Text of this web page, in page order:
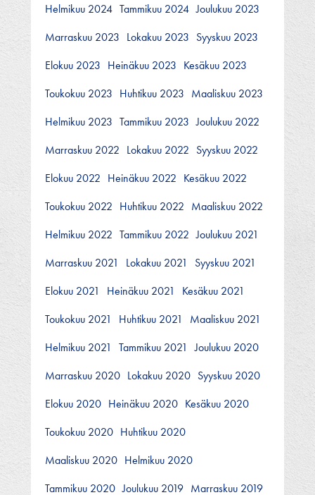
Helmikuu 2024 Tammikuu 2024 Joulukuu 2023
Marraskuu 2023 Lokakuu 2023 Syyskuu 2023
Elokuu 2023 Heinäkuu 2023 Kesäkuu 2023
Toukokuu 2023 Huhtikuu 2023 Maaliskuu 2023
Helmikuu 2023 Tammikuu 2023 Joulukuu 2022
Marraskuu 2022 Lokakuu 2022 Syyskuu 2022
Elokuu 2022 Heinäkuu 2022 Kesäkuu 2022
Toukokuu 2022 Huhtikuu 2022 Maaliskuu 2022
Helmikuu 2022 Tammikuu 2022 Joulukuu 2021
Marraskuu 2021
Lokakuu 2021
Syyskuu 2021
Elokuu 2021
Heinäkuu 2021
Kesäkuu 2021
Toukokuu 2021
Huhtikuu 2021
Maaliskuu 2021
Helmikuu 2021
Tammikuu 2021
Joulukuu 2020
Marraskuu 2020 Lokakuu 2020 Syyskuu 2020
Elokuu 2020 Heinäkuu 2020 Kesäkuu 2020
Toukokuu 2020 Huhtikuu 2020
Maaliskuu 2020 Helmikuu 2020
Tammikuu 2020 Joulukuu 2019 Marraskuu 2019